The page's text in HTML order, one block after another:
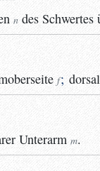
n des
f;
Unterarm m.